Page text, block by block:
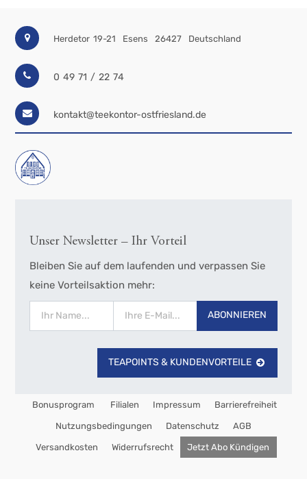
Herdetor 19-21 Esens 26427 Deutschland
0 49 71 / 22 74
kontakt@teekontor-ostfriesland.de
Unser Newsletter – Ihr Vorteil
Bleiben Sie auf dem laufenden und verpassen Sie
keine Vorteilsaktion mehr:
ABONNIEREN
TEAPOINTS & KUNDENVORTEILE
Bonusprogram Filialen Impressum Barrierefreiheit
Nutzungsbedingungen Datenschutz AGB
Versandkosten Widerrufsrecht Jetzt Abo Kündigen